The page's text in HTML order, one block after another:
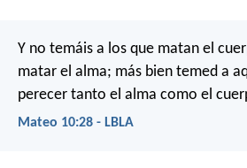
Y no temáis a los que matan el
matar el alma; más bien temed a
perecer tanto el alma como el
Mateo 10:28 - LBLA